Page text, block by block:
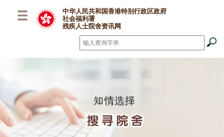
中华人民共和国香港特别行政区政府
社会福利署
残疾人士院舍资讯网
搜寻*